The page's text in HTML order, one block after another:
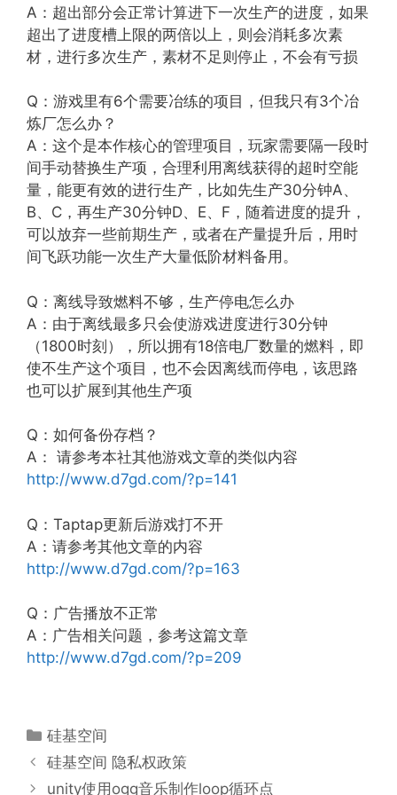
A：超出部分会正常计算进下一次生产的进度，如果
超出了进度槽上限的两倍以上，则会消耗多次素
材，进行多次生产，素材不足则停止，不会有亏损
Q：游戏里有6个需要冶练的项目，但我只有3个冶
炼厂怎么办？
A：这个是本作核心的管理项目，玩家需要隔一段时
间手动替换生产项，合理利用离线获得的超时空能
量，能更有效的进行生产，比如先生产30分钟A、
B、C，再生产30分钟D、E、F，随着进度的提升，
可以放弃一些前期生产，或者在产量提升后，用时
间飞跃功能一次生产大量低阶材料备用。
Q：离线导致燃料不够，生产停电怎么办
A：由于离线最多只会使游戏进度进行30分钟
（1800时刻），所以拥有18倍电厂数量的燃料，即
使不生产这个项目，也不会因离线而停电，该思路
也可以扩展到其他生产项
Q：如何备份存档？
A： 请参考本社其他游戏文章的类似内容
http://www.d7gd.com/?p=141
Q：Taptap更新后游戏打不开
A：请参考其他文章的内容
http://www.d7gd.com/?p=163
Q：广告播放不正常
A：广告相关问题，参考这篇文章
http://www.d7gd.com/?p=209
分
类
硅基空间
硅基空间 隐私权政策
unity使用ogg音乐制作loop循环点